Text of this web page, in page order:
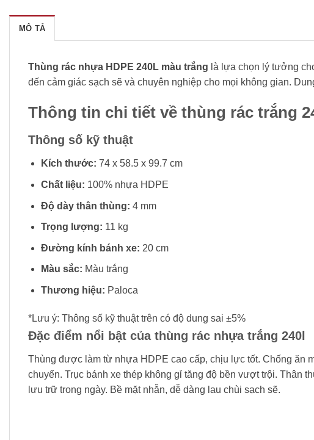
MÔ TẢ
Thùng rác nhựa HDPE 240L màu trắng là lựa chọn lý tưởng
đến cảm giác sạch sẽ và chuyên nghiệp cho mọi không gian.
Thông tin chi tiết về thùng rác trắng
Thông số kỹ thuật
Kích thước: 74 x 58.5 x 99.7 cm
Chất liệu: 100% nhựa HDPE
Độ dày thân thùng: 4 mm
Trọng lượng: 11 kg
Đường kính bánh xe: 20 cm
Màu sắc: Màu trắng
Thương hiệu: Paloca
*Lưu ý: Thông số kỹ thuật trên có độ dung sai ±5%
Đặc điểm nổi bật của thùng rác nhựa trắng 240l
Thùng được làm từ nhựa HDPE cao cấp, chịu lực tốt. Chống ăn
chuyển. Trục bánh xe thép không gỉ tăng độ bền vượt trội. Thân
lưu trữ trong ngày. Bề mặt nhẵn, dễ dàng lau chùi sạch sẽ.